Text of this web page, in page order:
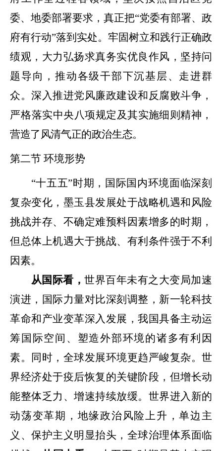
委、地委部署要求，真正把“党委有部署、政
府有行动”落到实处。牢固树立和践行正确政
绩观，大力弘扬求真务实优良作风，坚持问
题导向，推动各级干部下沉基层、走进群
众。深入推进党风廉政建设和反腐败斗争，
严格落实中央八项规定及其实施细则精神，
营造了风清气正的政治生态。
第二节 环境形势
“十五五”时期，国际国内环境面临深刻
复杂变化，墨玉县发展处于战略机遇和风险
挑战并存、不确定难预料因素增多的时期 ，
但总体上机遇大于挑战、有利条件强于不利
因素。
从国际看，世界百年未有之大变局加速
演进， 国际力量对比深刻调整， 新一轮科技
革命和产业变革深入发展， 我国具备主动运
筹国际空间、塑造外部环境的诸多有利因
素。同时，全球发展环境更趋严峻复杂。世
界经济处于疫后恢复的关键阶段，但增长动
能整体乏力、增速持续放缓。世界进入新的
动荡变革期，地缘政治风险上升，单边主
义、保护主义明显抬头，全球治理体系面临